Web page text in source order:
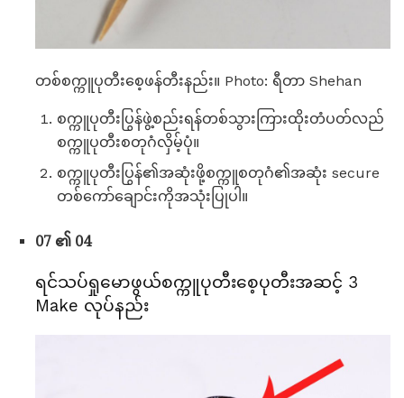
တစ်စက္ကူပုတီးစေ့ဖန်တီးနည်း။ Photo: ရီတာ Shehan
စက္ကူပုတီးပြွန်ဖွဲ့စည်းရန်တစ်သွားကြားထိုးတံပတ်လည်
စက္ကူပုတီးစတုဂံလှိမ့်ပုံ။
စက္ကူပုတီးပြွန်၏အဆုံးဖို့စက္ကူစတုဂံ၏အဆုံး secure
တစ်ကော်ချောင်းကိုအသုံးပြုပါ။
07 ၏ 04
ရင်သပ်ရှုမောဖွယ်စက္ကူပုတီးစေ့ပုတီးအဆင့် 3
Make လုပ်နည်း